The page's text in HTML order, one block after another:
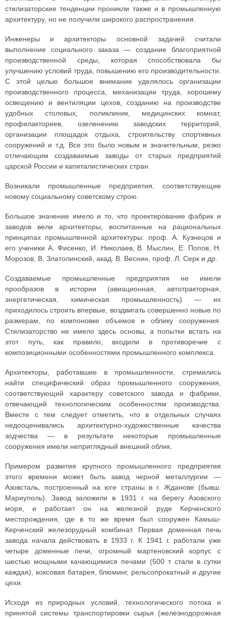
стилизаторские тенденции проникли также и в промышленную
архитектуру, но не получили широкого распространения.
Инженеры и архитекторы основной задачей считали
выполнение социального заказа — создание благоприятной
производственной среды, которая способствовала бы
улучшению условий труда, повышению его производительности.
С этой целью большое внимание уделялось организации
производственного процесса, механизации труда, хорошему
освещению и вентиляции цехов, созданию на производстве
удобных столовых, поликлиник, медицинских комнат,
профилакториев, озеленению заводских территорий,
организации площадок отдыха, строительству спортивных
сооружений и т.д. Все это было новым и значительным, резко
отличающим создаваемые заводы от старых предприятий
царской России и капиталистических стран.
Возникали промышленные предприятия, соответствующие
новому социальному советскому строю.
Большое значение имело и то, что проектирование фабрик и
заводов вели архитекторы, воспитанные на рациональных
принципах промышленной архитектуры: проф. А. Кузнецов и
его ученики А. Фисенко, И. Николаев, В. Мыслин, Е. Попов, Н.
Морозов, В. Златолинский, акад. В. Веснин, проф. Л. Серк и др.
Создаваемые промышленные предприятия не имели
прообразов в истории (авиационная, автотракторная,
энергетическая, химическая промышленность) — их
приходилось строить впервые, воздвигать совершенно новые по
размерам, по компоновке объемов и облику сооружения.
Стилизаторство не имело здесь основы, а попытки встать на
этот путь, как правило, входили в противоречие с
композиционными особенностями промышленного комплекса.
Архитекторы, работавшие в промышленности, стремились
найти специфический образ промышленного сооружения,
соответствующий характеру советского завода и фабрики,
отвечающий технологическим особенностям производства.
Вместе с тем следует отметить, что в отдельных случаях
недооценивались архитектурно-художественные качества
зодчества — в результате некоторые промышленные
сооружения имели неприглядный внешний облик.
Примером развития крупного промышленного предприятия
этого времени может быть завод черной металлургии —
Азовсталь, построенный на юге страны в г. Жданове (бывш.
Мариуполь). Завод заложили в 1931 г. на берегу Азовского
моря, и работает он на железной руде Керченского
месторождения, где в то же время был сооружен Камыш-
Керченский железорудный комбинат. Первая доменная печь
завода начала действовать в 1933 г. К 1941 г. работали уже
четыре доменные печи, огромный мартеновский корпус с
шестью мощными качающимися печами (500 т стали в сутки
каждая), коксовая батарея, блюминг, рельсопрокатный и другие
цехи.
Исходя из природных условий, технологического потока и
принятой системы транспортировки сырья (железнодорожная